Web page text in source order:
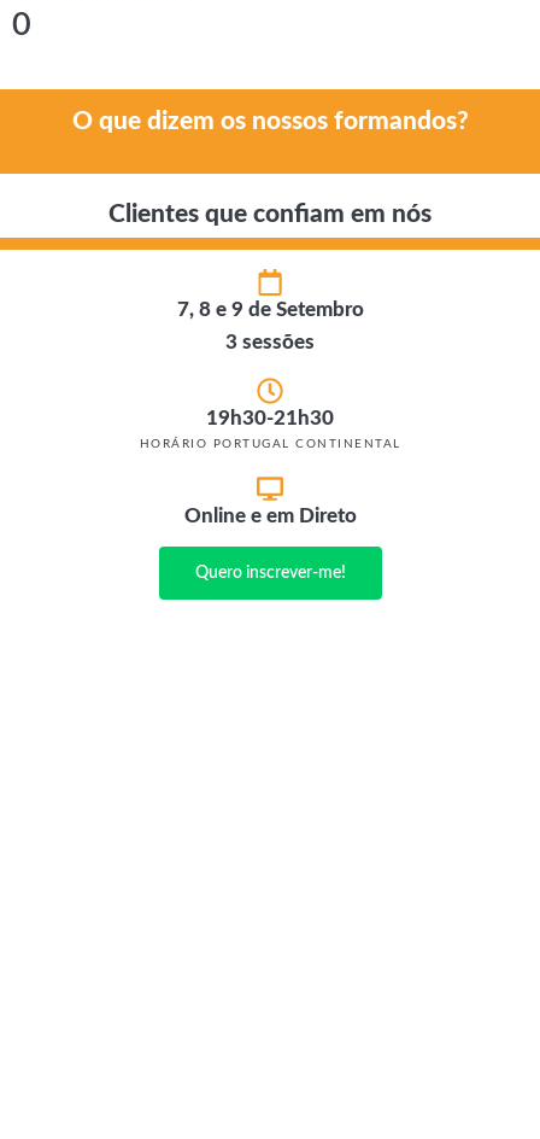
0
O que dizem os nossos formandos?
Clientes que confiam em nós
7, 8 e 9 de Setembro
3 sessões
19h30-21h30
HORÁRIO PORTUGAL CONTINENTAL
Online e em Direto
Quero inscrever-me!